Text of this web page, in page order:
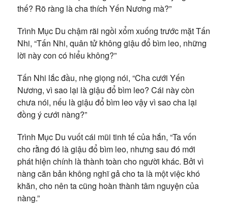
thế? Rõ ràng là cha thích Yến Nương mà?”
Trình Mục Du chậm rãi ngồi xổm xuống trước mặt Tấn
Nhi, “Tấn Nhi, quân tử không giậu đổ bìm leo, những
lời này con có hiểu không?”
Tấn Nhi lắc đầu, nhẹ giọng nói, “Cha cưới Yến
Nương, vì sao lại là giậu đổ bìm leo? Cái này còn
chưa nói, nếu là giậu đổ bìm leo vậy vì sao cha lại
đồng ý cưới nàng?”
Trình Mục Du vuốt cái mũi tinh tế của hắn, “Ta vốn
cho rằng đó là giậu đổ bìm leo, nhưng sau đó mới
phát hiện chính là thành toàn cho người khác. Bởi vì
nàng căn bản không nghĩ gả cho ta là một việc khó
khăn, cho nên ta cũng hoàn thành tâm nguyện của
nàng.”